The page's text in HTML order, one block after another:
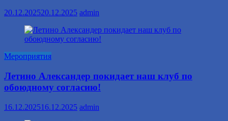
20.12.202520.12.2025 admin
Мероприятия
Летино Александер покидает наш клуб по
обоюдному согласию!
16.12.202516.12.2025 admin